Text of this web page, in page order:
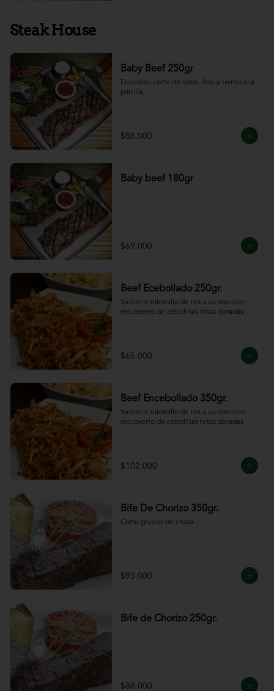
Steak House
Baby Beef 250gr
Delicioso corte de lomo  fino y tierno a la
parrilla.
$88.000
Baby beef 180gr
$69.000
Beef Ecebollado 250gr.
Sirloin o solomillo de res a su elección
recubierto de cebollitas fritas doradas.
$65.000
Beef Encebollado 350gr.
Sirloin o solomillo de res a su elección
recubierto de cebollitas fritas doradas.
$102.000
Bife De Chorizo 350gr.
Corte grueso de chata.
$93.000
Bife de Chorizo 250gr.
$88.000